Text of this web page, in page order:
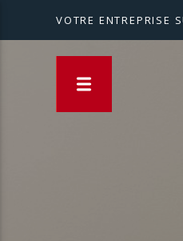
VOTRE ENTREPRISE